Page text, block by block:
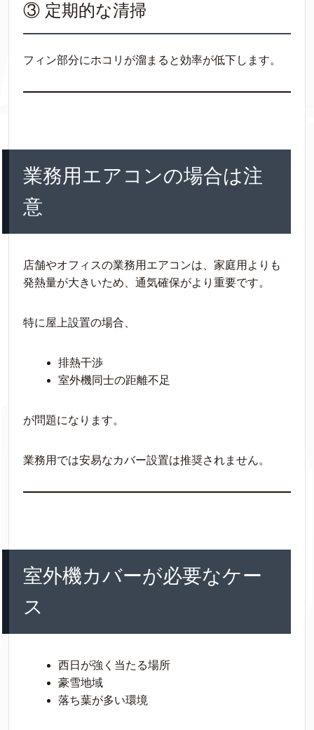
③ 定期的な清掃
フィン部分にホコリが溜まると効率が低下します。
業務用エアコンの場合は注
意
店舗やオフィスの業務用エアコンは、家庭用よりも
発熱量が大きいため、通気確保がより重要です。
特に屋上設置の場合、
排熱干渉
室外機同士の距離不足
が問題になります。
業務用では安易なカバー設置は推奨されません。
室外機カバーが必要なケー
ス
西日が強く当たる場所
豪雪地域
落ち葉が多い環境